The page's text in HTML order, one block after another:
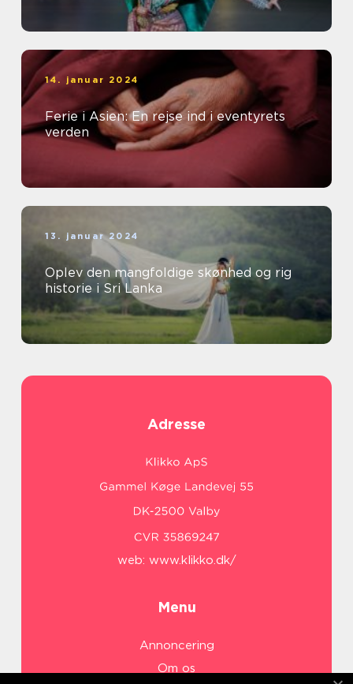
14. januar 2024
Ferie i Asien: En rejse ind i eventyrets
verden
13. januar 2024
Oplev den mangfoldige skønhed og rig
historie i Sri Lanka
Adresse
web: www.klikko.dk/
Menu
Annoncering
Om os